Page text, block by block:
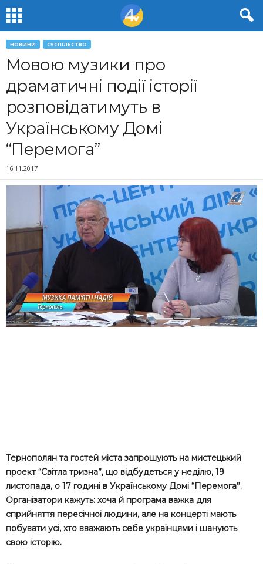
НОВИНИ СУСПІЛЬСТВО
Мовою музики про
драматичні події історії
розповідатимуть в
Українському Домі
“Перемога”
16.11.2017
Тернополян та гостей міста запрошують на мистецький
проект “Світла тризна”, що відбудеться у неділю, 19
листопада, о 17 годині в Українському Домі “Перемога”.
Організатори кажуть: хоча й програма важка для
сприйняття пересічної людини, але на концерті мають
побувати усі, хто вважають себе українцями і шанують
свою історію.